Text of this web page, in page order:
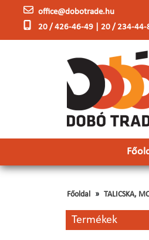
office@dobotrade.hu
20 / 426-46-49 | 20 / 234-44-
Főoldal TALICSKA,
Termékek